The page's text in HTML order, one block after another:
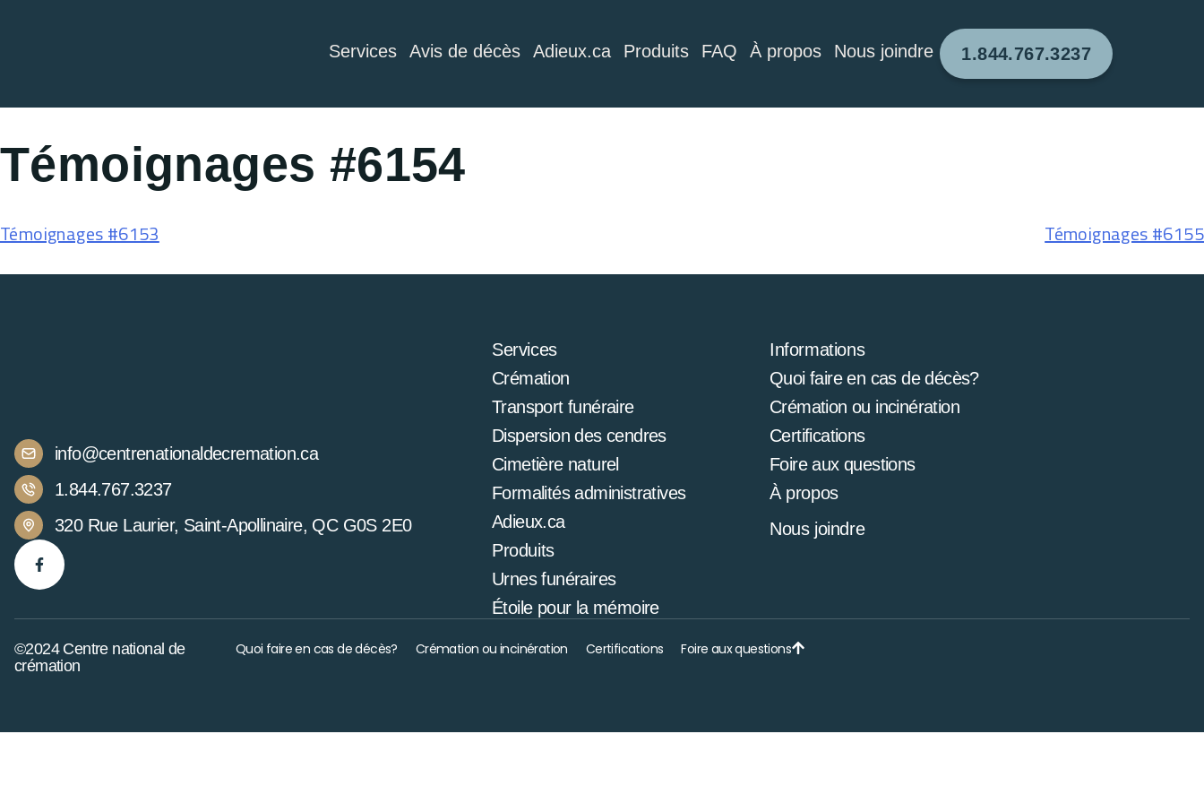
Services Avis de décès Adieux.ca Produits FAQ À propos Nous joindre 1.844.767.3237
Témoignages #6154
Témoignages #6153 Témoignages #6155
info@centrenationaldecremation.ca
1.844.767.3237
320 Rue Laurier, Saint-Apollinaire, QC G0S 2E0
Services
Crémation
Transport funéraire
Dispersion des cendres
Cimetière naturel
Formalités administratives
Adieux.ca
Produits
Urnes funéraires
Étoile pour la mémoire
Informations
Quoi faire en cas de décès?
Crémation ou incinération
Certifications
Foire aux questions
À propos
Nous joindre
©2024 Centre national de
crémation
Quoi faire en cas de décès? Crémation ou incinération Certifications Foire aux questions